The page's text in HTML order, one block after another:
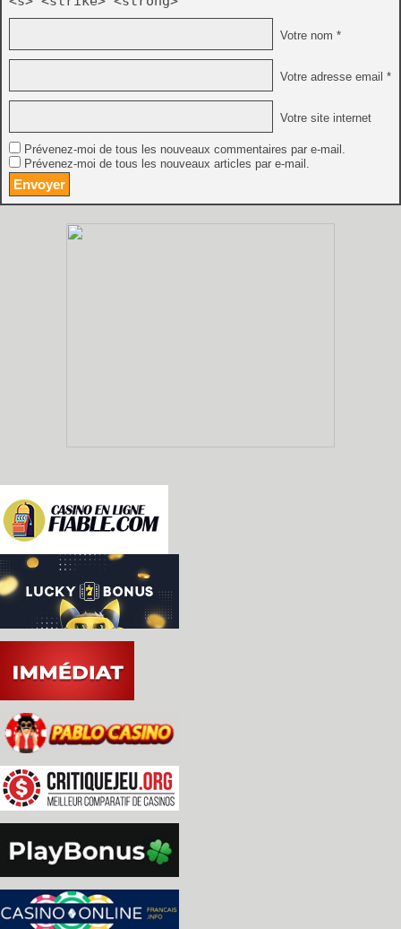
Votre nom *
Votre adresse email *
Votre site internet
Prévenez-moi de tous les nouveaux commentaires par e-mail.
Prévenez-moi de tous les nouveaux articles par e-mail.